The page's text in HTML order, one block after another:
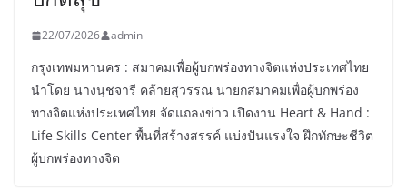
22/07/2026 admin
กรุงเทพมหานคร : สมาคมเพื่อผู้บกพร่องทางจิตแห่งประเทศไทย
นำโดย นางนุชจารี คล้ายสุวรรณ นายกสมาคมเพื่อผู้บกพร่อง
ทางจิตแห่งประเทศไทย จัดแถลงข่าว เปิดงาน Heart & Hand :
Life Skills Center พื้นที่สร้างสรรค์ แบ่งปันแรงใจ ฝึกทักษะชีวิต
ผู้บกพร่องทางจิต